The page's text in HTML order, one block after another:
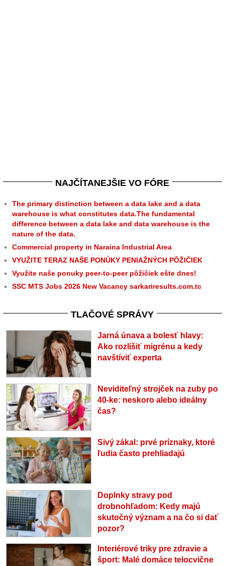
NAJČÍTANEJŠIE VO FÓRE
The primary distinction between a data lake and a data
warehouse is what constitutes data.The fundamental
difference between a data lake and data warehouse is the
nature of the data.
Commercial property in Naraina Industrial Area
VYUŽITE TERAZ NAŠE PONÚKY PENIAŽNÝCH PÔŽIČIEK
Využite naše ponuky peer-to-peer pôžičiek ešte dnes!
SSC MTS Jobs 2026 New Vacancy sarkariresults.com.tc
TLAČOVÉ SPRÁVY
Jarná únava a bolesť hlavy:
Ako rozlíšiť migrénu a kedy
navštíviť experta
Neviditeľný strojček na zuby po
40-ke: neskoro alebo ideálny
čas?
Sivý zákal: prvé príznaky, ktoré
ľudia často prehliadajú
Doplnky stravy pod
drobnohľadom: Kedy majú
skutočný význam a na čo si dať
pozor?
Interiérové triky pre zdravie a
šport: Malé domáce telocvične